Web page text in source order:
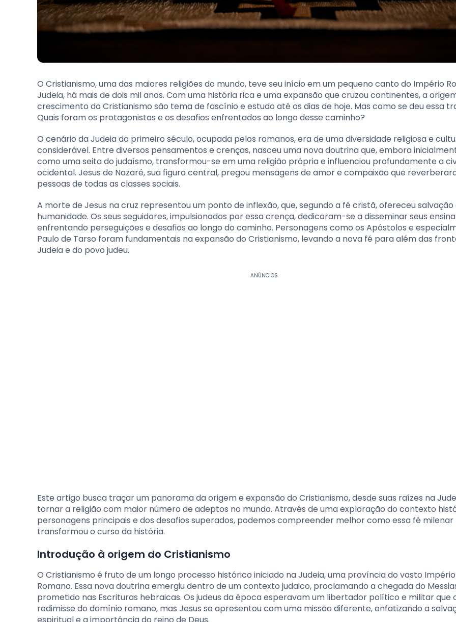
O Cristianismo, uma das maiores religiões do mundo, teve seu início em um pequeno canto do Império
Judeia, há mais de dois mil anos. Com uma história rica e uma expansão que cruzou continentes, a
crescimento do Cristianismo são tema de fascínio e estudo até os dias de hoje. Mas como se deu essa
Quais foram os protagonistas e os desafios enfrentados ao longo desse caminho?
O cenário da Judeia do primeiro século, ocupada pelos romanos, era de uma diversidade religiosa e
considerável. Entre diversos pensamentos e crenças, nasceu uma nova doutrina que, embora
como uma seita do judaísmo, transformou-se em uma religião própria e influenciou profundamente a
ocidental. Jesus de Nazaré, sua figura central, pregou mensagens de amor e compaixão que
pessoas de todas as classes sociais.
A morte de Jesus na cruz representou um ponto de inflexão, que, segundo a fé cristã, ofereceu salvação
humanidade. Os seus seguidores, impulsionados por essa crença, dedicaram-se a disseminar seus
enfrentando perseguições e desafios ao longo do caminho. Personagens como os Apóstolos e
Paulo de Tarso foram fundamentais na expansão do Cristianismo, levando a nova fé para além das
Judeia e do povo judeu.
ANÚNCIOS
Este artigo busca traçar um panorama da origem e expansão do Cristianismo, desde suas raízes na
tornar a religião com maior número de adeptos no mundo. Através de uma exploração do contexto
personagens principais e dos desafios superados, podemos compreender melhor como essa fé milenar
transformou o curso da história.
Introdução à origem do Cristianismo
O Cristianismo é fruto de um longo processo histórico iniciado na Judeia, uma província do vasto Império
Romano. Essa nova doutrina emergiu dentro de um contexto judaico, proclamando a chegada do
prometido nas Escrituras hebraicas. Os judeus da época esperavam um libertador político e militar que
redimisse do domínio romano, mas Jesus se apresentou com uma missão diferente, enfatizando a